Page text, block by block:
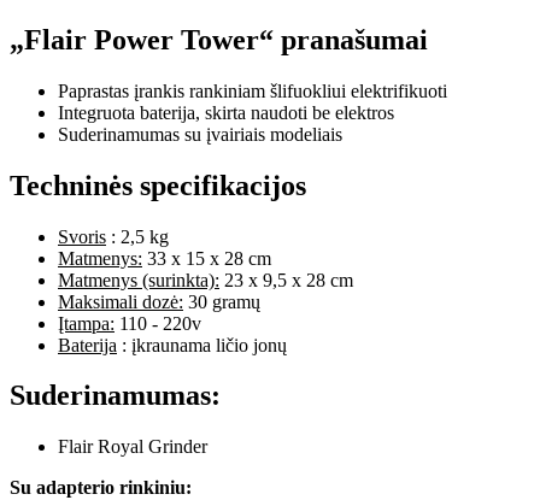
„Flair Power Tower“ pranašumai
Paprastas įrankis rankiniam šlifuokliui elektrifikuoti
Integruota baterija, skirta naudoti be elektros
Suderinamumas su įvairiais modeliais
Techninės specifikacijos
Svoris : 2,5 kg
Matmenys: 33 x 15 x 28 cm
Matmenys (surinkta): 23 x 9,5 x 28 cm
Maksimali dozė: 30 gramų
Įtampa: 110 - 220v
Baterija : įkraunama ličio jonų
Suderinamumas:
Flair Royal Grinder
Su adapterio rinkiniu: